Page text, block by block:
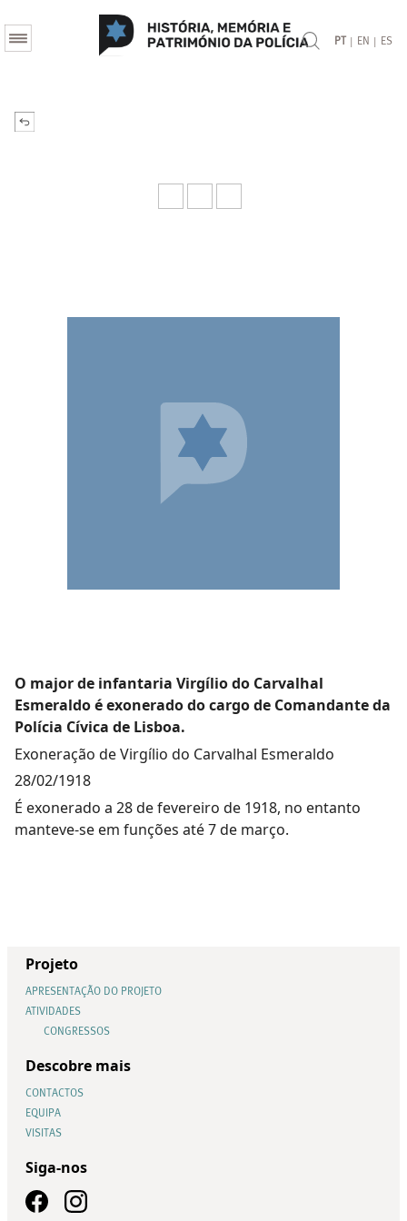
PT | EN | ES
O major de infantaria Virgílio do Carvalhal
Esmeraldo é exonerado do cargo de Comandante da
Polícia Cívica de Lisboa.
Exoneração de Virgílio do Carvalhal Esmeraldo
28/02/1918
É exonerado a 28 de fevereiro de 1918, no entanto
manteve-se em funções até 7 de março.
Projeto
APRESENTAÇÃO DO PROJETO
ATIVIDADES
CONGRESSOS
Descobre mais
CONTACTOS
EQUIPA
VISITAS
Siga-nos